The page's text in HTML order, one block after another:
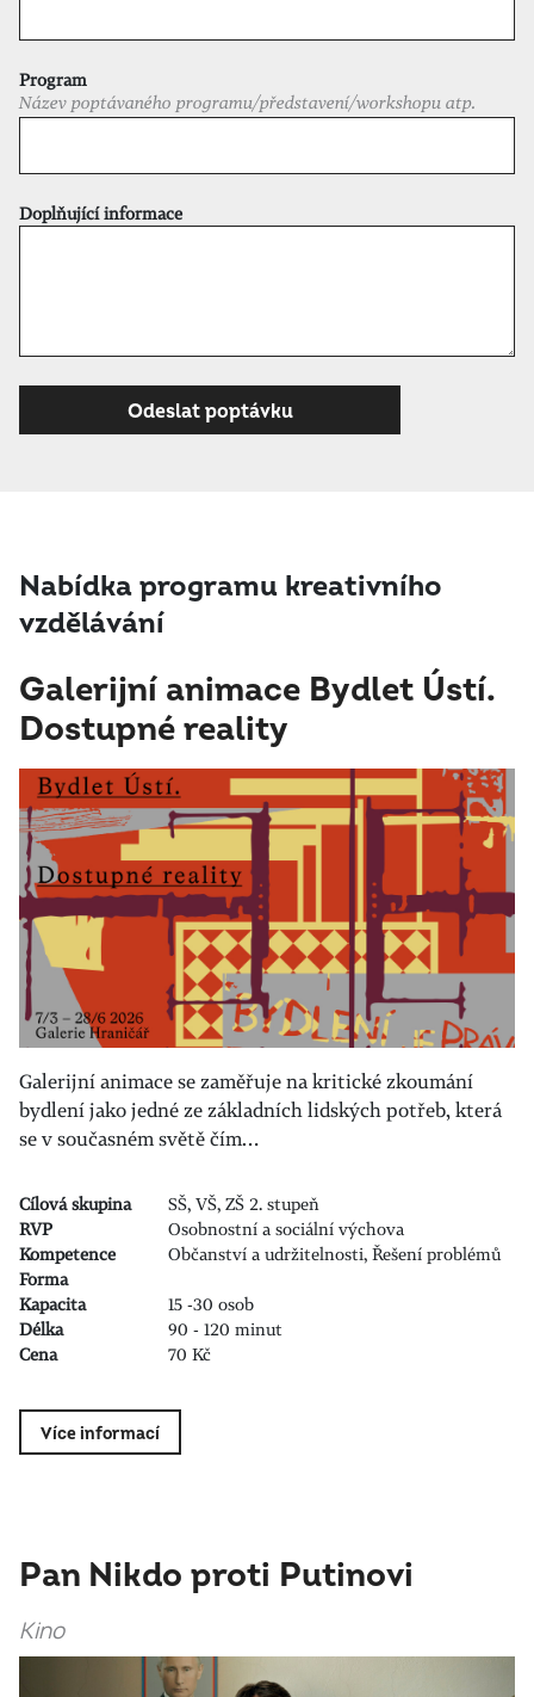
Program
Název poptávaného programu/představení/workshopu atp.
Doplňující informace
Nabídka programu kreativního
vzdělávání
Galerijní animace Bydlet Ústí.
Dostupné reality
Galerijní animace se zaměřuje na kritické zkoumání
bydlení jako jedné ze základních lidských potřeb, která
se v současném světě čím…
Cílová skupina
SŠ, VŠ, ZŠ 2. stupeň
RVP
Osobnostní a sociální výchova
Kompetence
Občanství a udržitelnosti, Řešení problémů
Forma
Kapacita
15 -30 osob
Délka
90 - 120 minut
Cena
70 Kč
Více informací
Pan Nikdo proti Putinovi
Kino